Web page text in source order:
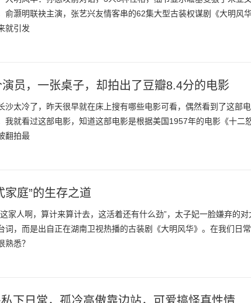
俞灏明联袂主演，张艺兴友情客串的62集大型古装权谋剧《大明风
就引发
员，一张桌子，却拍出了豆瓣8.4分的电影
沙太冷了，昨天很早就在床上搜有哪些电影可看，偶然看到了这部
我就看过这部电影，知道这部电影是根据美国1957年的电影《十二
翻拍最
家庭”的生存之道
家人啊，算计来算计去，这活着还有什么劲”，太子妃一脸嫌弃的
词，而是出自正在湖南卫视热播的古装剧《大明风华》。在我们日
熟悉？